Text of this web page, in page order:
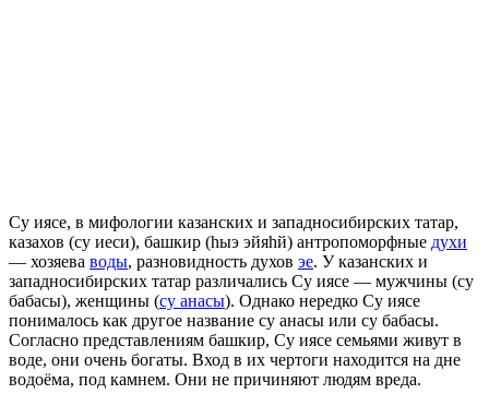
Су иясе, в мифологии казанских и западносибирских татар,
казахов (су иеси), башкир (hыэ эйяhй) антропоморфные духи
— хозяева воды, разновидность духов эе. У казанских и
западносибирских татар различались Су иясе — мужчины (су
бабасы), женщины (су анасы). Однако нередко Су иясе
понималось как другое название су анасы или су бабасы.
Согласно представлениям башкир, Су иясе семьями живут в
воде, они очень богаты. Вход в их чертоги находится на дне
водоёма, под камнем. Они не причиняют людям вреда.